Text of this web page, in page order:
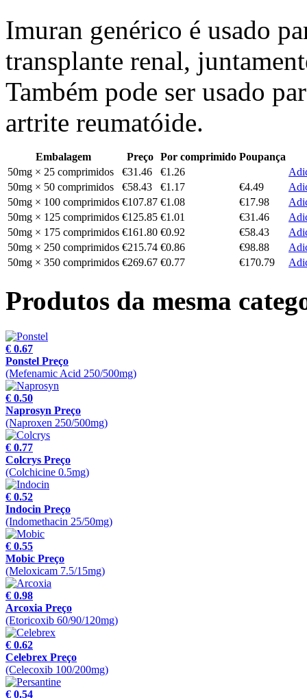
Imuran genérico é usado
transplante renal,
Também pode ser usado
artrite reumatóide.
Embalagem Preço Por comprimido Poupança
50mg × 25 comprimidos
€31.46 €1.26
50mg × 50 comprimidos
€58.43 €1.17 €4.49
50mg × 100 comprimidos €107.87 €1.08 €17.98
50mg × 125 comprimidos €125.85 €1.01 €31.46
50mg × 175 comprimidos €161.80 €0.92 €58.43
50mg × 250 comprimidos €215.74 €0.86 €98.88
50mg × 350 comprimidos €269.67 €0.77 €170.79
Produtos da mesma
€ 0.67
Ponstel Preço
(Mefenamic Acid 250/500mg)
€ 0.50
Naprosyn Preço
(Naproxen 250/500mg)
€ 0.77
Colcrys Preço
(Colchicine 0.5mg)
€ 0.52
Indocin Preço
(Indomethacin 25/50mg)
€ 0.55
Mobic Preço
(Meloxicam 7.5/15mg)
€ 0.98
Arcoxia Preço
(Etoricoxib 60/90/120mg)
€ 0.62
Celebrex Preço
(Celecoxib 100/200mg)
€ 0.54